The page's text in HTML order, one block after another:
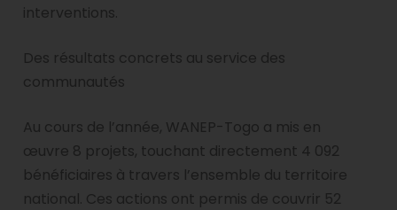
interventions.
Des résultats concrets au service des
communautés
Au cours de l’année, WANEP-Togo a mis en
œuvre 8 projets, touchant directement 4 092
bénéficiaires à travers l’ensemble du territoire
national. Ces actions ont permis de couvrir 52